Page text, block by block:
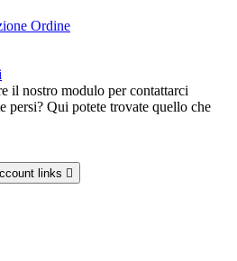
Ordine
il nostro modulo per contattarci
persi? Qui potete trovate quello che
links 